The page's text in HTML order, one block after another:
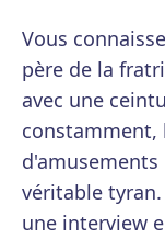
Vous
père de la
avec une
constamment,
véritable
une interview